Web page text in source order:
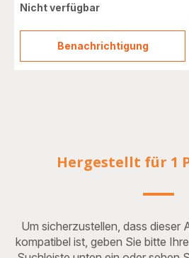
Benachrichtigung
Reinigungsset
Nicht verfügbar
Hergestellt für 1
Um sicherzustellen, dass dieser
kompatibel ist, geben Sie bitte